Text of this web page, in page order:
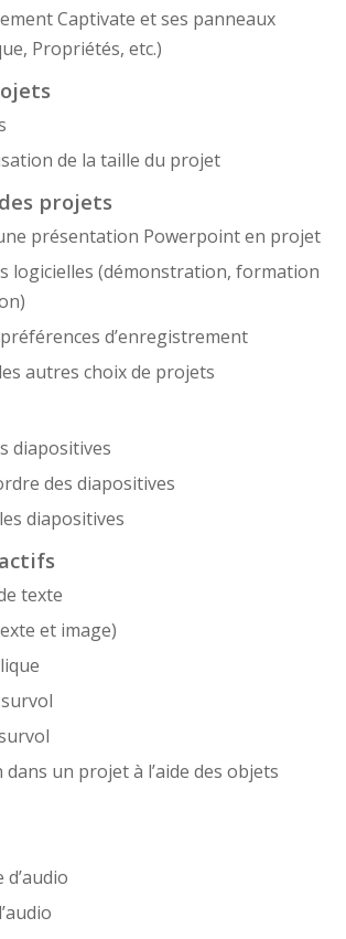
Captivate et ses panneaux
Propriétés, etc.)
de la taille du projet
projets
présentation Powerpoint en projet
logicielles (démonstration, formation
d’enregistrement
autres choix de projets
diapositives
des diapositives
diapositives
texte
et image)
un projet à l’aide des objets